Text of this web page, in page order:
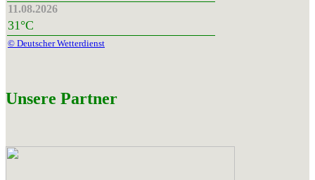
11.08.2026
31°C
© Deutscher Wetterdienst
Unsere Partner